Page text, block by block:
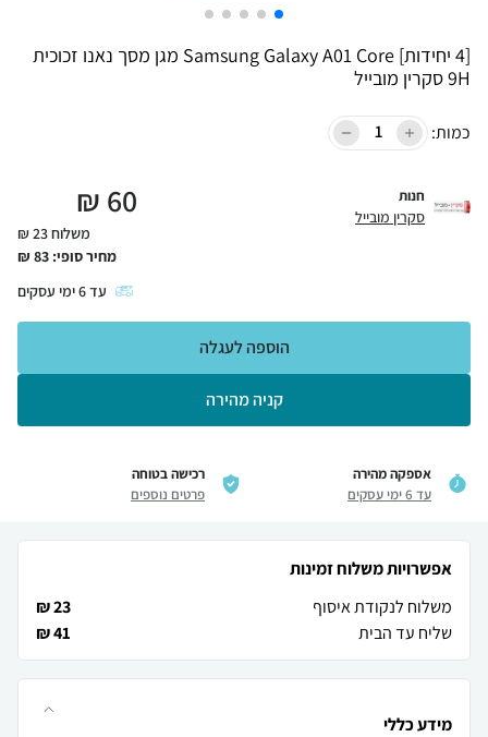
[4 יחידות] Samsung Galaxy A01 Core מגן מסך נאנו זכוכית
9H סקרין מובייל
כמות:
חנות
סקרין מובייל 60
₪
משלוח 23 ₪
מחיר סופי: 83
₪
עד6ימי עסקים
קניה מהירה
הוספה לעגלה
אספקה מהירה
עד 6 ימי עסקים
רכישה בטוחה
פרטים נוספים
אפשרויות משלוח זמינות
משלוח לנקודת איסוף
23 ₪
שליח עד הבית
41 ₪
מידע כללי